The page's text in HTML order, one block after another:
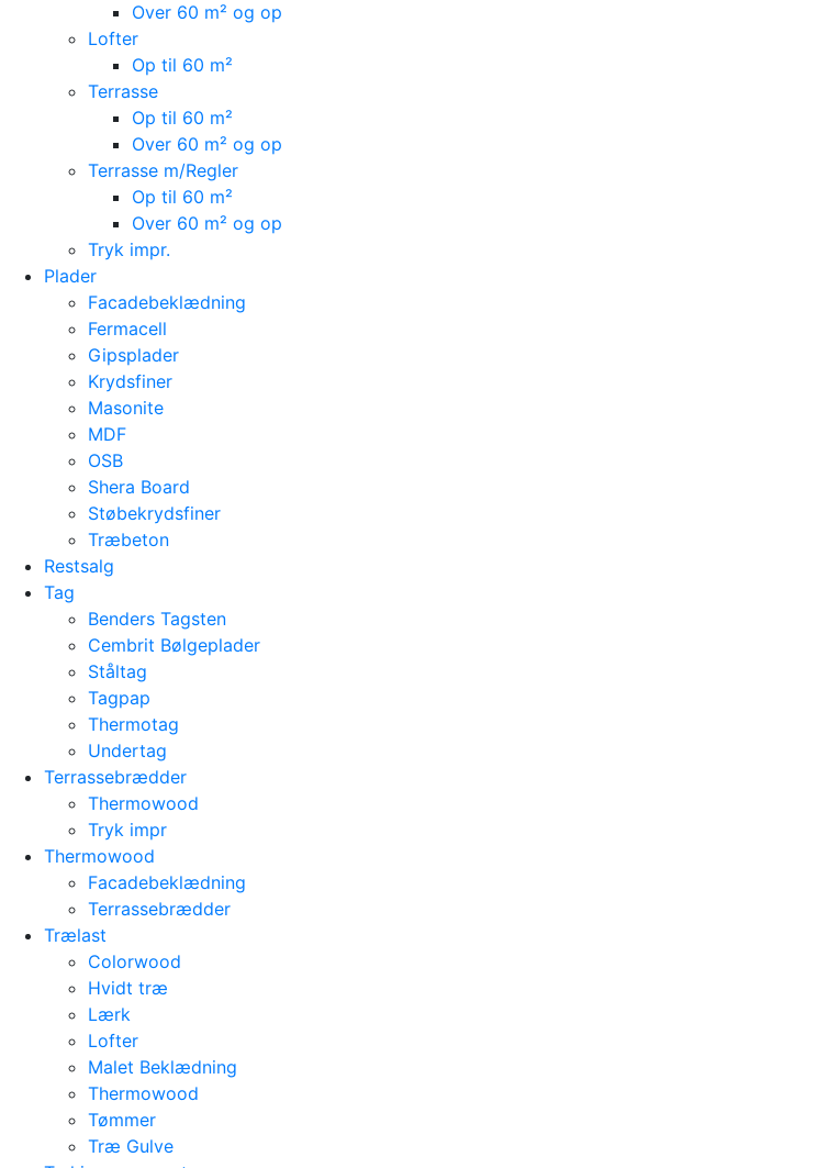
Over 60 m² og op
Lofter
Op til 60 m²
Terrasse
Op til 60 m²
Over 60 m² og op
Terrasse m/Regler
Op til 60 m²
Over 60 m² og op
Tryk impr.
Plader
Facadebeklædning
Fermacell
Gipsplader
Krydsfiner
Masonite
MDF
OSB
Shera Board
Støbekrydsfiner
Træbeton
Restsalg
Tag
Benders Tagsten
Cembrit Bølgeplader
Ståltag
Tagpap
Thermotag
Undertag
Terrassebrædder
Thermowood
Tryk impr
Thermowood
Facadebeklædning
Terrassebrædder
Trælast
Colorwood
Hvidt træ
Lærk
Lofter
Malet Beklædning
Thermowood
Tømmer
Træ Gulve